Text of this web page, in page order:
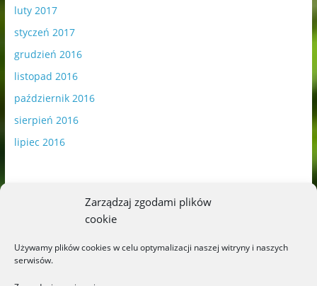
Zarządzaj zgodami plików
cookie
Używamy plików cookies w celu optymalizacji naszej witryny i naszych
serwisów.
luty 2017
styczeń 2017
grudzień 2016
listopad 2016
październik 2016
sierpień 2016
lipiec 2016